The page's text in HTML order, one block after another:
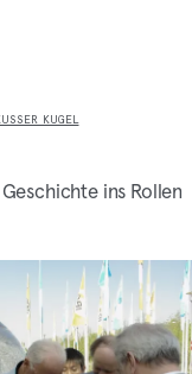
KUGEL
ins Rollen